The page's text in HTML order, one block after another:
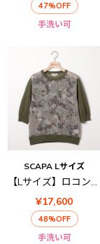
47%OFF
手洗い可
SCAPA Lサイズ
【Lサイズ】ロコンニットプルオーバー
¥17,600
48%OFF
手洗い可